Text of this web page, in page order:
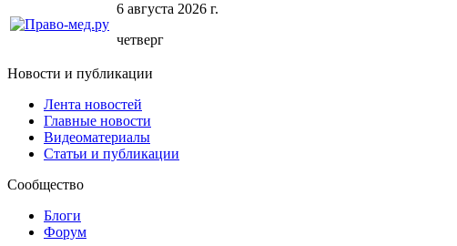
6 августа 2026 г.
четверг
Новости и публикации
Лента новостей
Главные новости
Видеоматериалы
Статьи и публикации
Сообщество
Блоги
Форум